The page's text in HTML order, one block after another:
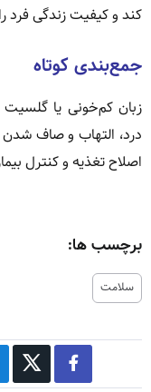
کند و کیفیت زندگی فرد
جمع‌بندی کوتاه
درد، التهاب و صاف
اصلاح تغذیه و کنترل
برچسب ها:
سلامت